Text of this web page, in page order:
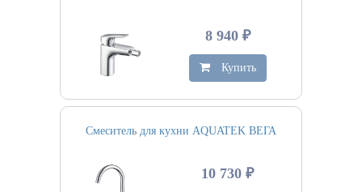
8 940 ₽
Купить
Смеситель для кухни AQUATEK ВЕГА
10 730 ₽